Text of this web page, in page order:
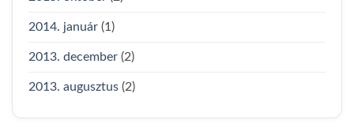
2014. január (1)
2013. december (2)
2013. augusztus (2)